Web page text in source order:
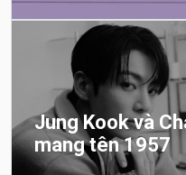
Jung Kook và
mang tên 1957